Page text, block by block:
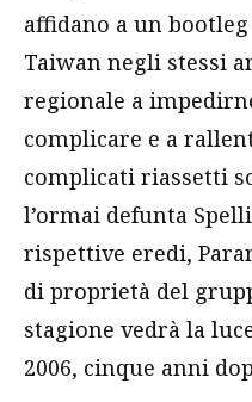
affidano a un
Taiwan negli stessi
regionale a
complicare e a
complicati riassetti
l’ormai defunta
rispettive eredi,
di proprietà del
stagione vedrà la
2006, cinque anni